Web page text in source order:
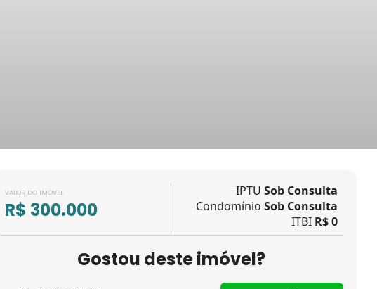
VALOR DO IMÓVEL
R$ 300.000
IPTU Sob Consulta
Condomínio Sob Consulta
ITBI R$ 0
Gostou deste imóvel?